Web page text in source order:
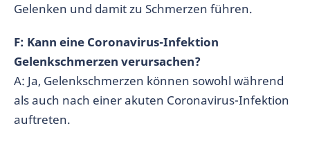
Gelenken und damit zu Schmerzen führen.
F: Kann eine Coronavirus-Infektion
Gelenkschmerzen verursachen?
A: Ja, Gelenkschmerzen können sowohl während
als auch nach einer akuten Coronavirus-Infektion
auftreten.